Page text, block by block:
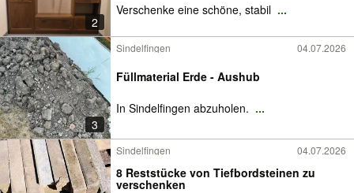
2
Verschenke eine schöne, stabil ...
3
Sindelfingen 04.07.2026
Füllmaterial Erde - Aushub
In Sindelfingen abzuholen. ...
Sindelfingen 04.07.2026
8 Reststücke von Tiefbordsteinen zu
verschenken